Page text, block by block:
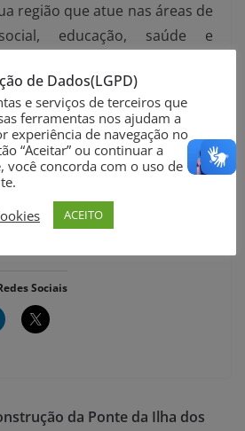
região que atue nas áreas de
educação, saúde e
repasses em dinheiro – são
encaminhados por ano. É
até cinco entidades, sendo
deve pertencer a um
de Desenvolvimento
Sociais
da Ponte da Ilha dos
de Dados(LGPD)
e serviços de terceiros que
ferramentas nos ajudam a
experiência de navegação no
“Aceitar” ou continuar a
você concorda com o uso de
ACEITO